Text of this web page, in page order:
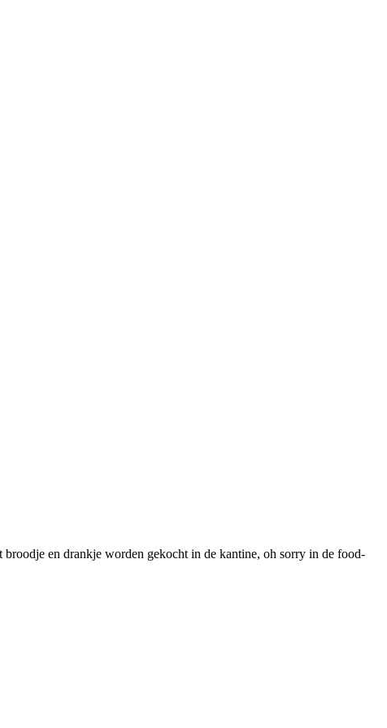
en drankje worden gekocht in de kantine, oh sorry in de food-